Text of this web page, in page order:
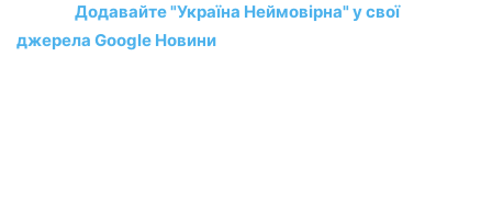
Додавайте "Україна Неймовірна" у свої
джерела Google Новини